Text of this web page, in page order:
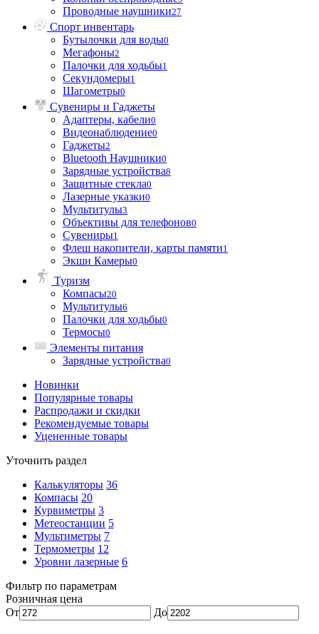
Проводные наушники27
Спорт инвентарь
Бутылочки для воды0
Мегафоны2
Палочки для ходьбы1
Секундомеры1
Шагометры0
Сувениры и Гаджеты
Адаптеры, кабели0
Видеонаблюдение0
Гаджеты2
Bluetooth Наушники0
Зарядные устройства8
Защитные стекла0
Лазерные указки0
Мультитулы3
Объективы для телефонов0
Сувениры1
Флеш накопители, карты памяти1
Экшн Камеры0
Туризм
Компасы20
Мультитулы6
Палочки для ходьбы0
Термосы0
Элементы питания
Зарядные устройства0
Новинки
Популярные товары
Распродажи и скидки
Рекомендуемые товары
Уцененные товары
Уточнить раздел
Калькуляторы 36
Компасы 20
Курвиметры 3
Метеостанции 5
Мультиметры 7
Термометры 12
Уровни лазерные 6
Фильтр по параметрам
Розничная цена
От
До